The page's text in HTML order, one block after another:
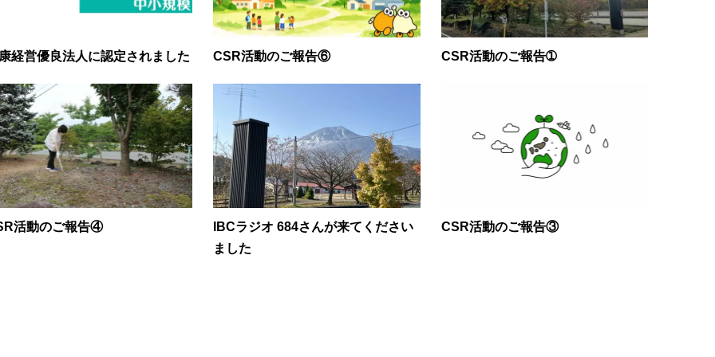
経営優良法人に認定されました CSR活動のご報告⑥ CSR活動のご報告➀
活動のご報告④
IBCラジオ 684さんが来てください
ました
CSR活動のご報告③